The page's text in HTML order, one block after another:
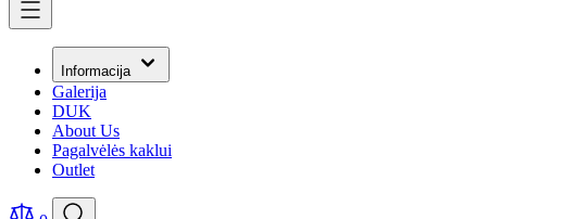
Informacija
Galerija
DUK
About Us
Pagalvėlės kaklui
Outlet